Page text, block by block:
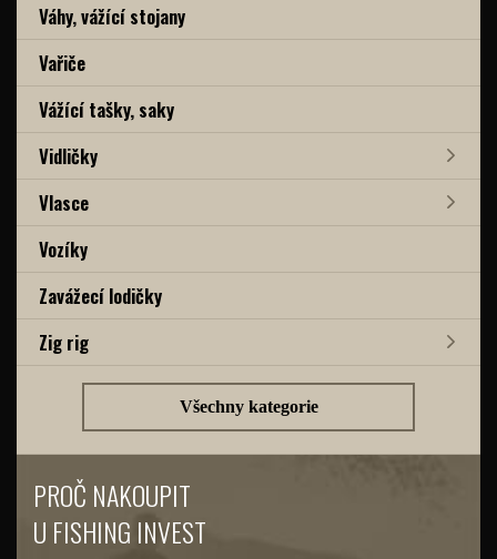
Váhy, vážící stojany
Vařiče
Vážící tašky, saky
Vidličky
Vlasce
Vozíky
Zavážecí lodičky
Zig rig
Všechny kategorie
PROČ NAKOUPIT
U FISHING INVEST